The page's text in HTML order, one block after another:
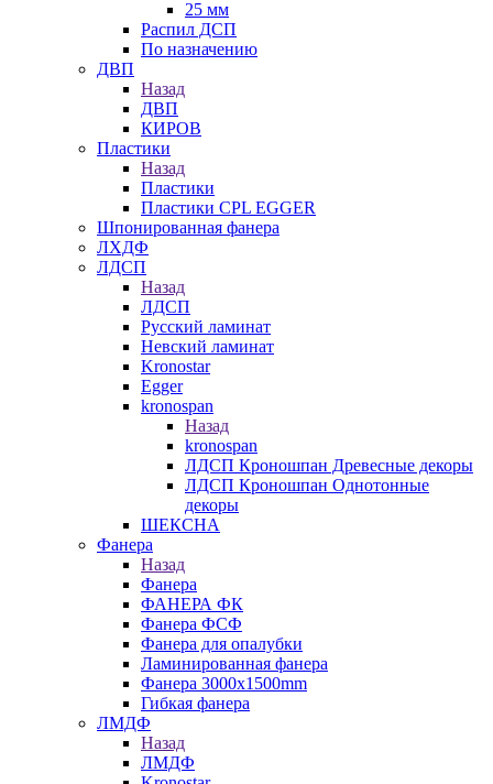
25 мм
Распил ДСП
По назначению
ДВП
Назад
ДВП
КИРОВ
Пластики
Назад
Пластики
Пластики CPL EGGER
Шпонированная фанера
ЛХДФ
ЛДСП
Назад
ЛДСП
Русский ламинат
Невский ламинат
Kronostar
Egger
kronospan
Назад
kronospan
ЛДСП Кроношпан Древесные декоры
ЛДСП Кроношпан Однотонные
декоры
ШЕКСНА
Фанера
Назад
Фанера
ФАНЕРА ФК
Фанера ФСФ
Фанера для опалубки
Ламинированная фанера
Фанера 3000х1500mm
Гибкая фанера
ЛМДФ
Назад
ЛМДФ